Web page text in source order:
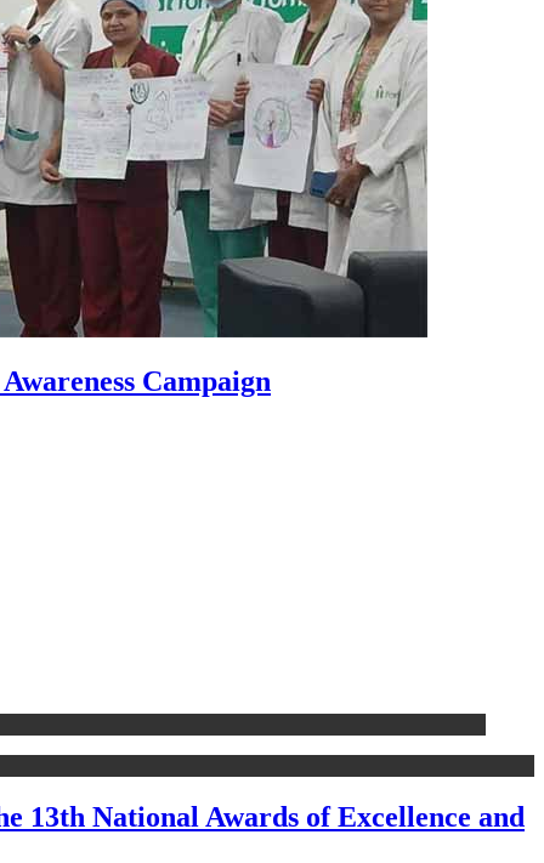
Campaign
13th National Awards of Excellence and